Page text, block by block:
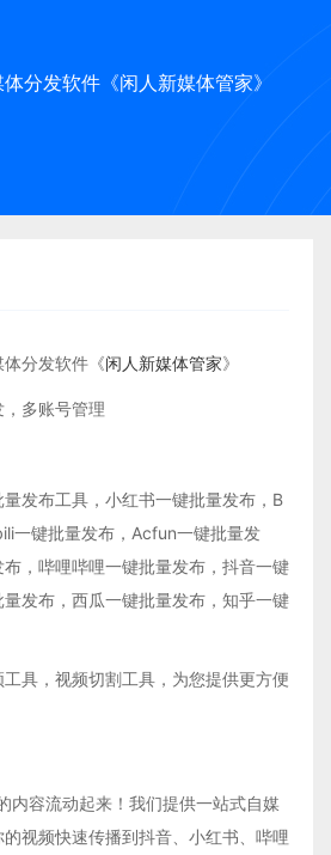
分发软件《闲人新媒体管家》
分发软件《闲人新媒体管家》
多账号管理
发布工具，小红书一键批量发布，B
一键批量发布，Acfun一键批量发
，哔哩哔哩一键批量发布，抖音一键
发布，西瓜一键批量发布，知乎一键
具，视频切割工具，为您提供更方便
内容流动起来！我们提供一站式自媒
视频快速传播到抖音、小红书、哔哩